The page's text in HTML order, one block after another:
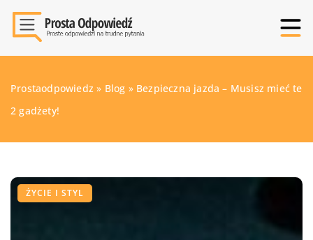
Prostaodpowiedz » Blog » Bezpieczna jazda – Musisz mieć te
2 gadżety!
ŻYCIE I STYL